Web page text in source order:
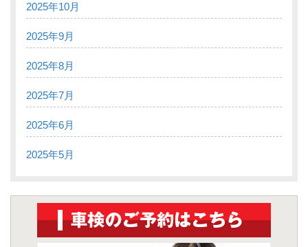
2025年10月
2025年9月
2025年8月
2025年7月
2025年6月
2025年5月